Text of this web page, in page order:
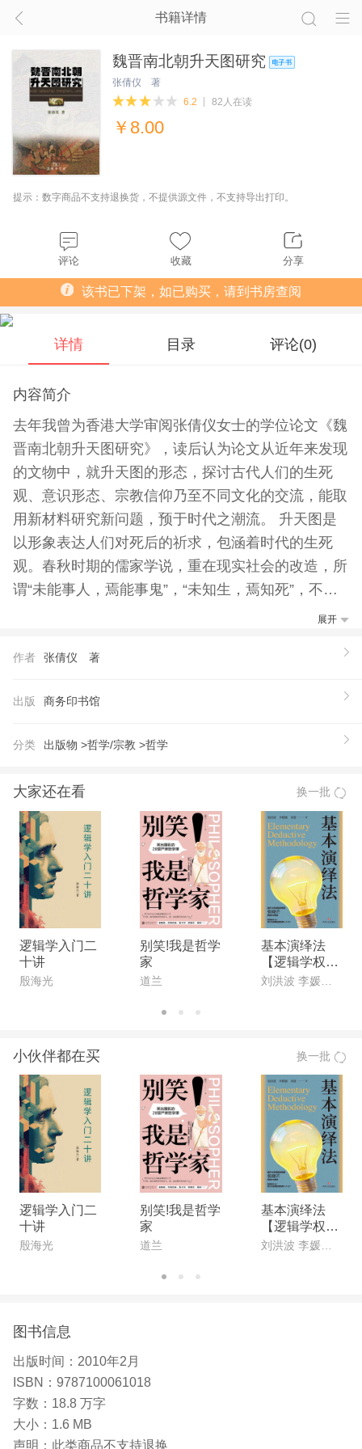
书籍详情
魏晋南北朝升天图研究
张倩仪 著
6.2
82人在读
￥ 8.00
提示：数字商品不支持退换货，不提供源文件，不支持导出打印。
评论 收藏 分享
该书已下架，如已购买，请到书房查阅
详情 目录 评论(0)
内容简介
去年我曾为香港大学审阅张倩仪女士的学位论文《魏
晋南北朝升天图研究》，读后认为论文从近年来发现
的文物中，就升天图的形态，探讨古代人们的生死
观、意识形态、宗教信仰乃至不同文化的交流，能取
用新材料研究新问题，预于时代之潮流。 升天图是
以形象表达人们对死后的祈求，包涵着时代的生死
观。春秋时期的儒家学说，重在现实社会的改造，所
谓“未能事人，焉能事鬼”，“未知生，焉知死”，不言
鬼神与死后的世界。道家言行超脱世俗，所谓“出生
向，老子言鬼指的是邪恶，言神乃寓意人的精神，并
虑生的利益和设想死后的处境，古代神鬼的传说便与
念，长生不老的理论与实践关系之说纷纷出现。而世
天图是其图像的形式。 时代不同，思想意识随之亦
产生差别，是共认的发展规律。升天图反映的虽属同
一事，但离不这一规律。
展开
作者 张倩仪 著
出版 商务印书馆
分类 出版物 >哲学/宗教 >哲学
大家还在看 换一批
逻辑学入门二
十讲
殷海光
别笑!我是哲学
家
道兰
基本演绎法
【逻辑学权威
专家联合创作,
普书!】
刘洪波 李媛媛 刘潋
小伙伴都在买 换一批
逻辑学入门二
十讲
殷海光
别笑!我是哲学
家
道兰
基本演绎法
【逻辑学权威
专家联合创作,
刘洪波 李媛媛 刘潋
图书信息
出版时间： 2010年2月
ISBN： 9787100061018
字数： 18.8 万字
大小： 1.6 MB
声明： 此类商品不支持退换